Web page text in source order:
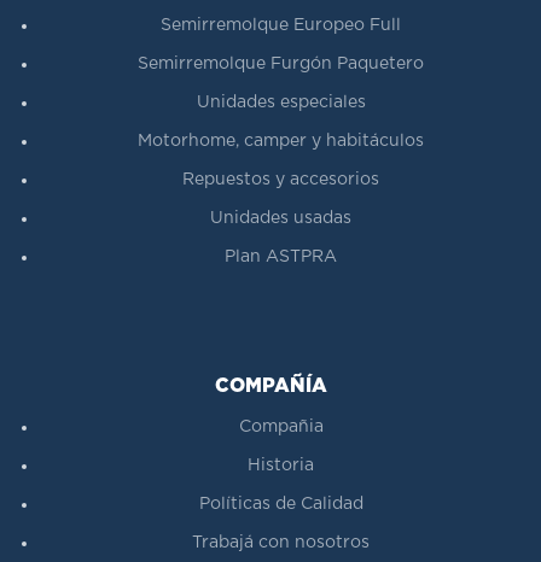
Semirremolque Europeo Full
Semirremolque Furgón Paquetero
Unidades especiales
Motorhome, camper y habitáculos
Repuestos y accesorios
Unidades usadas
Plan ASTPRA
COMPAÑÍA
Compañia
Historia
Políticas de Calidad
Trabajá con nosotros